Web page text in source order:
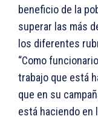
beneficio de la
superar las más
los diferentes
“Como
trabajo que está
que en su
está haciendo en